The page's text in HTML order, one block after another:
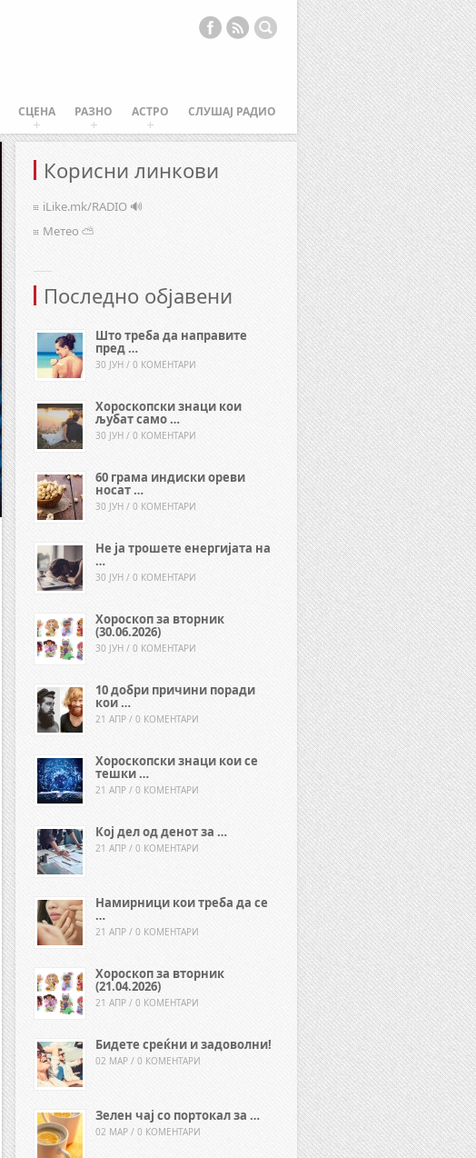
СЦЕНА РАЗНО АСТРО СЛУШАЈ РАДИО
Корисни линкови
iLike.mk/RADIO 🔊
Метео ⛅
Последно објавени
Што треба да направите
пред …
30 ЈУН / 0 КОМЕНТАРИ
Хороскопски знаци кои
љубат само …
30 ЈУН / 0 КОМЕНТАРИ
60 грама индиски ореви
носат …
30 ЈУН / 0 КОМЕНТАРИ
Не ја трошете енергијата на
…
30 ЈУН / 0 КОМЕНТАРИ
Хороскоп за вторник
(30.06.2026)
30 ЈУН / 0 КОМЕНТАРИ
10 добри причини поради
кои …
21 АПР / 0 КОМЕНТАРИ
Хороскопски знаци кои се
тешки …
21 АПР / 0 КОМЕНТАРИ
Кој дел од денот за …
21 АПР / 0 КОМЕНТАРИ
Намирници кои треба да се
…
21 АПР / 0 КОМЕНТАРИ
Хороскоп за вторник
(21.04.2026)
21 АПР / 0 КОМЕНТАРИ
Бидете среќни и задоволни!
02 МАР / 0 КОМЕНТАРИ
Зелен чај со портокал за …
02 МАР / 0 КОМЕНТАРИ